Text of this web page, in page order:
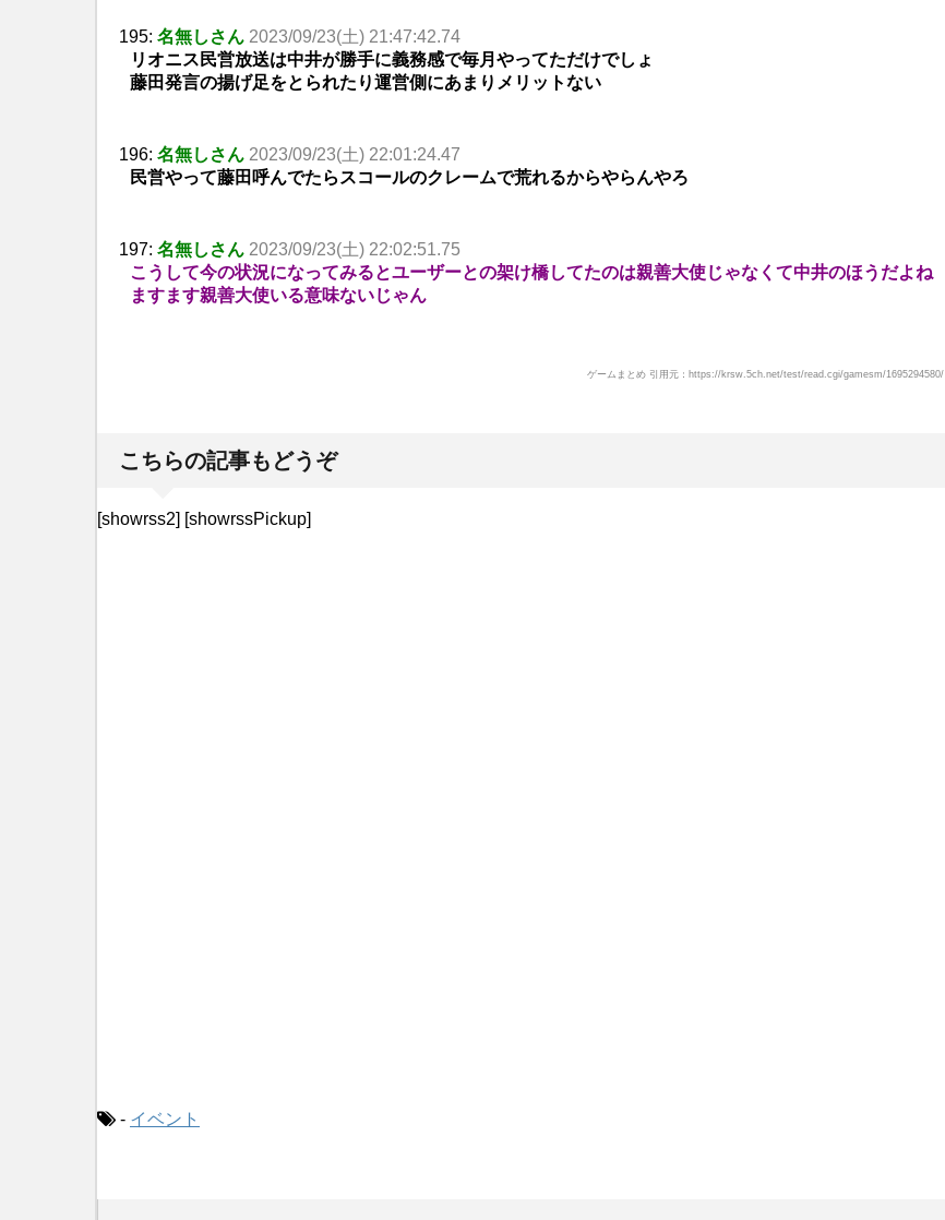
195: 名無しさん 2023/09/23(土) 21:47:42.74
リオニス民営放送は中井が勝手に義務感で毎月やってただけでしょ
藤田発言の揚げ足をとられたり運営側にあまりメリットない
196: 名無しさん 2023/09/23(土) 22:01:24.47
民営やって藤田呼んでたらスコールのクレームで荒れるからやらんやろ
197: 名無しさん 2023/09/23(土) 22:02:51.75
こうして今の状況になってみるとユーザーとの架け橋してたのは親善大使じゃなくて中井のほうだよね
ますます親善大使いる意味ないじゃん
ゲームまとめ 引用元：https://krsw.5ch.net/test/read.cgi/gamesm/1695294580/
こちらの記事もどうぞ
[showrss2] [showrssPickup]
- イベント